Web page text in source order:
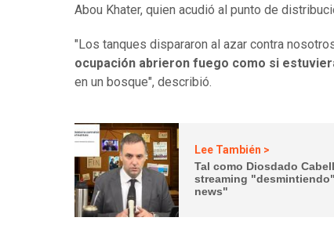
Abou Khater, quien acudió al punto de
"Los tanques dispararon al azar contra
ocupación abrieron fuego como si
en un bosque", describió.
Lee También >
Tal como Diosdado
streaming
news"